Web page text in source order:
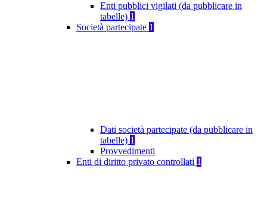
Enti pubblici vigilati (da pubblicare in
tabelle) 1
Società partecipate 1
Dati società partecipate (da pubblicare in
tabelle) 1
Provvedimenti
Enti di diritto privato controllati 1